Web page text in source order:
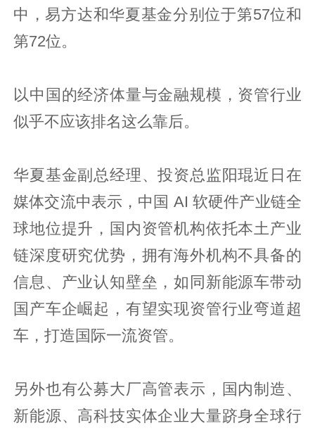
中，易方达和华夏基金分别位于第57位和
第72位。
以中国的经济体量与金融规模，资管行业
似乎不应该排名这么靠后。
华夏基金副总经理、投资总监阳琨近日在
媒体交流中表示，中国 AI 软硬件产业链全
球地位提升，国内资管机构依托本土产业
链深度研究优势，拥有海外机构不具备的
信息、产业认知壁垒，如同新能源车带动
国产车企崛起，有望实现资管行业弯道超
车，打造国际一流资管。
另外也有公募大厂高管表示，国内制造、
新能源、高科技实体企业大量跻身全球行